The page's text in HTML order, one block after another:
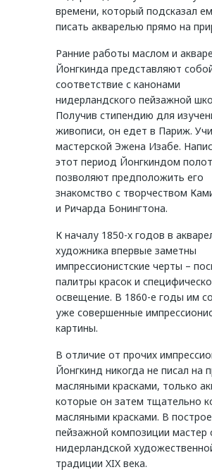
времени, который подсказал
писать акварелью прямо на
Ранние работы маслом и
Йонгкинда представляют
соответствие с канонами
нидерландского пейзажной
Получив стипендию для
живописи, он едет в Париж.
мастерской Эжена Изабе.
этот период Йонгкиндом
позволяют предположить его
знакомство с творчеством
и Ричарда Бонингтона.
К началу 1850-х годов в
художника впервые заметны
импрессионистские черты –
палитры красок и
освещение. В 1860-е годы им
уже совершенные
картины.
В отличие от прочих
Йонгкинд никогда не писал на
масляными красками, только
которые он затем тщательно
масляными красками. В
пейзажной композиции мастер
нидерландской
традиции XIX века.